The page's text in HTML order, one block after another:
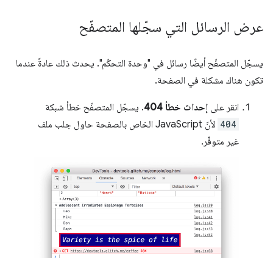
عرض الرسائل التي سجّلها المتصفّح
يسجّل المتصفّح أيضًا رسائل في "وحدة التحكّم". يحدث ذلك عادةً عندما
تكون هناك مشكلة في الصفحة.
انقر على إحداث خطأ 404 . يسجّل المتصفّح خطأ شبكة
404
لأنّ JavaScript الخاص بالصفحة حاول جلب ملف
غير متوفّر.